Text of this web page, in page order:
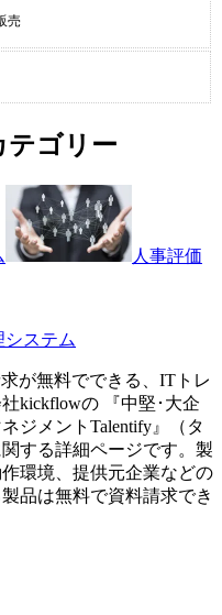
売
テゴリー
人事評価
システム
が無料でできる、ITトレ
kickflowの 『中堅･大企
ジメント Talentify 』（ タ
関する詳細ページです。製
環境、提供元企業などの
品は無料で資料請求でき